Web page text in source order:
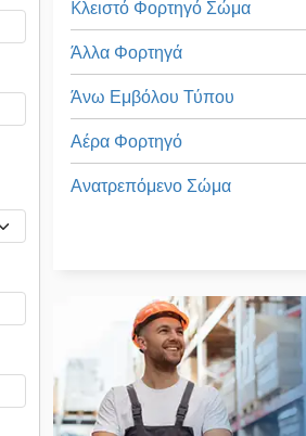
Kλειστό Φορτηγό Σώμα
Άλλα Φορτηγά
Άνω Εμβόλου Τύπου
Αέρα Φορτηγό
Ανατρεπόμενο Σώμα
Απόθεση Εμπορευματοκιβωτίων Εμπορευματοκιβωτίων Συμβουλή Ανατροπής Ανατρεπόμενο Φορτηγό
Βαθιά Φορτίου Ρυμουλκούμενο M Πτυσσόμενο Auffahrr